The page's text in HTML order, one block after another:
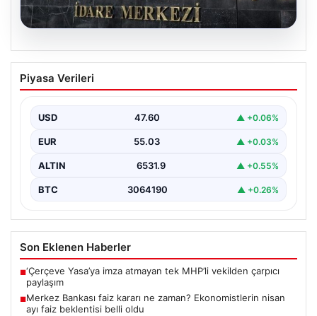
05.08.2026
Merkez Bankası faiz kararı ne zaman?
Ekonomistlerin nisan ayı faiz beklentisi
Piyasa Verileri
USD 47.60 ▲ +0.06%
EUR 55.03 ▲ +0.03%
ALTIN 6531.9 ▲ +0.55%
BTC 3064190 ▲ +0.26%
Son Eklenen Haberler
■‘Çerçeve Yasa’ya imza atmayan tek MHP’li vekilden çarpıcı
paylaşım
■Merkez Bankası faiz kararı ne zaman? Ekonomistlerin nisan
ayı faiz beklentisi belli oldu